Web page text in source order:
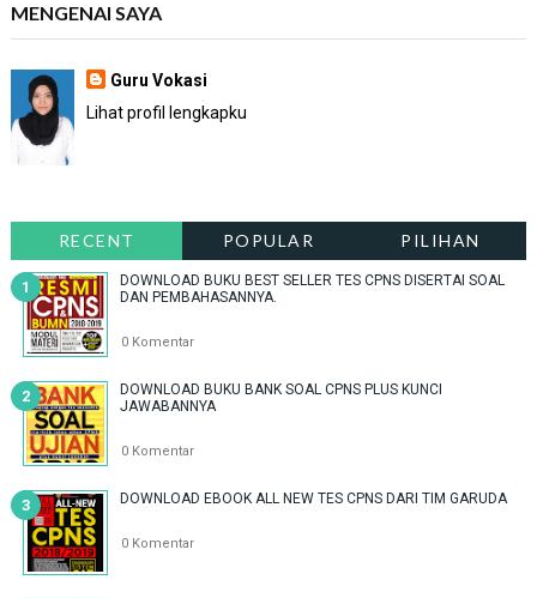
MENGENAI SAYA
Guru Vokasi
Lihat profil lengkapku
RECENT POPULAR PILIHAN
DOWNLOAD BUKU BEST SELLER TES CPNS DISERTAI SOAL
DAN PEMBAHASANNYA.
0 Komentar
DOWNLOAD BUKU BANK SOAL CPNS PLUS KUNCI
JAWABANNYA
0 Komentar
DOWNLOAD EBOOK ALL NEW TES CPNS DARI TIM GARUDA
0 Komentar